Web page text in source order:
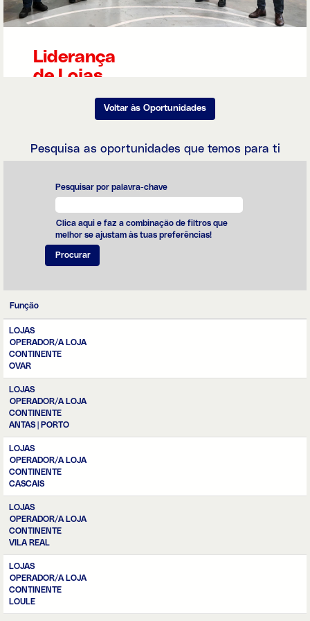
saco dos clientes.
Para garantir que
especialistas de
retalho alimentar,
apostamos todos
Liderança
de Lojas
comercial e foco
nas pessoas:
coordenar as
operações,
nossas lideranças
consigam
envolver, inspirar
e acompanhar de
perto as suas
Voltar às Oportunidades
Pesquisa as oportunidades que temos para ti
Pesquisar por palavra-chave
Clica aqui e faz a combinação de filtros que
melhor se ajustam às tuas preferências!
Função
LOJAS
OPERADOR/A LOJA
CONTINENTE
OVAR
LOJAS
OPERADOR/A LOJA
CONTINENTE
ANTAS | PORTO
LOJAS
OPERADOR/A LOJA
CONTINENTE
CASCAIS
LOJAS
OPERADOR/A LOJA
CONTINENTE
VILA REAL
LOJAS
OPERADOR/A LOJA
CONTINENTE
LOULE